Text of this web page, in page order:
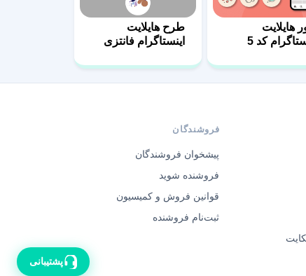
هایلایت
کد 5
طرح هایلایت
اینستاگرام فانتزی
فروشندگان
پیشخوان فروشندگان
فروشنده شوید
قوانین فروش و کمیسیون
ثبت‌نام فروشنده
پشتیبانی